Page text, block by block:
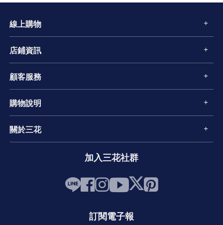
線上購物
店鋪資訊
顧客服務
購物說明
關於三花
加入三花社群
訂閱電子報